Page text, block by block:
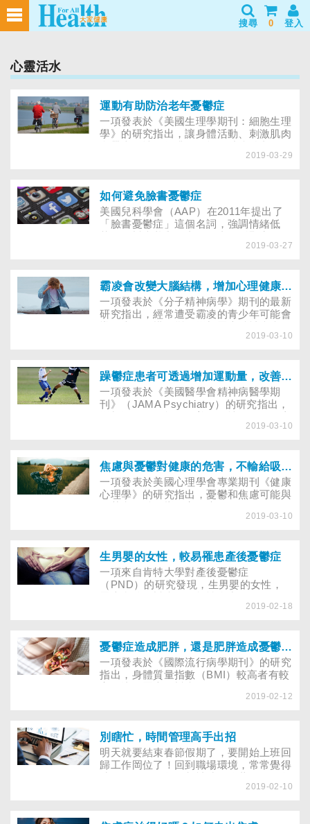
搜尋 0 登入
心靈活水
運動有助防治老年憂鬱症
一項發表於《美國生理學期刊：細胞生理
學》的研究指出，讓身體活動、刺激肌肉
2019-03-29
如何避免臉書憂鬱症
美國兒科學會（AAP）在2011年提出了
「臉書憂鬱症」這個名詞，強調情緒低
其中一項導因似乎是「社會比較」。經常
這些理想化的生活片段，可能引發忌妒的
感覺和扭曲的信念，認為別人有著比較開
心、興奮和成功的人生。
2019-03-27
霸凌會改變大腦結構，增加心理健康的風險
一項發表於《分子精神病學》期刊的最新
研究指出，經常遭受霸凌的青少年可能會
2019-03-10
躁鬱症患者可透過增加運動量，改善情緒
一項發表於《美國醫學會精神病醫學期
刊》（JAMA Psychiatry）的研究指出，
法，且對躁鬱症患者的影響效益更明顯。
2019-03-10
焦慮與憂鬱對健康的危害，不輸給吸菸和肥胖
一項發表於美國心理學會專業期刊《健康
心理學》的研究指出，憂鬱和焦慮可能與
2019-03-10
生男嬰的女性，較易罹患產後憂鬱症
一項來自肯特大學對產後憂鬱症
（PND）的研究發現，生男嬰的女性，
79％。此外，相較於沒有產生併發症的女
2019-02-18
憂鬱症造成肥胖，還是肥胖造成憂鬱症？
一項發表於《國際流行病學期刊》的研究
指出，身體質量指數（BMI）較高者有較
2019-02-12
別瞎忙，時間管理高手出招
明天就要結束春節假期了，要開始上班回
歸工作岡位了！回到職場環境，常常覺得
個人面對時間壓力時，總希望時間能暫
2019-02-10